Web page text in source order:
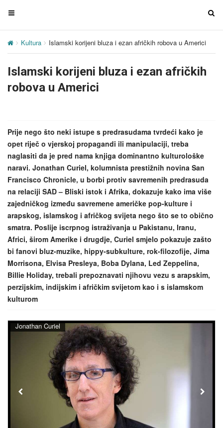
T
g
e
n
g
a
t
i
o
n
T
o
n
Kultura Islamski korijeni bluza i ezan afričkih robova u Americi
Islamski korijeni bluza i ezan afričkih
robova u Americi
Prije nego što neki istupe s predrasudama tvrdeći kako je
opet riječ o vjerskoj propagandi ili manipulaciji, treba
naglasiti da je pred nama knjiga dominantno kulturološke
naravi. Jonathan Curiel, kolumnista prestižnih novina San
Francisco Chronicle, u borbi protiv savremenih predrasuda
na relaciji SAD – Bliski istok i Afrika, dokazuje kako ima više
zajedničkog između savremene američke pop-kulture i
arapskog, islamskog i afričkog svijeta nego što se to obično
smatra. Poslije iscrpnog istraživanja u Pakistanu, Iranu,
Africi, širom Amerike i drugdje, Curiel smjelo pokazuje zašto
bi fanovi bluz-muzike, hippy-subkulture, rok-filozofije, Jima
Morrisona, Elvisa Presleya, Boba Dylana, Led Zeppelina,
Billie Holiday, trebali prepoznavati njihovu vezu s arapskim,
perzijskim, indijskim i afričkim svijetom kao i s islamskom
kulturom
Jonathan Curiel